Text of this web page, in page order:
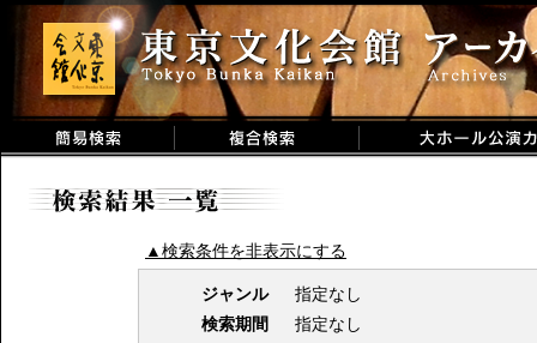
▲検索条件を非表示にする
ジャンル
指定なし
検索期間
指定なし